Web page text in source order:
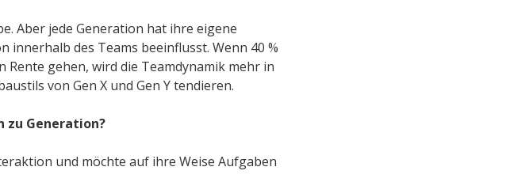
Aber jede Generation hat ihre eigene
innerhalb des Teams beeinflusst. Wenn 40 %
gehen, wird die Teamdynamik mehr in
von Gen X und Gen Y tendieren.
zu Generation?
und möchte auf ihre Weise Aufgaben